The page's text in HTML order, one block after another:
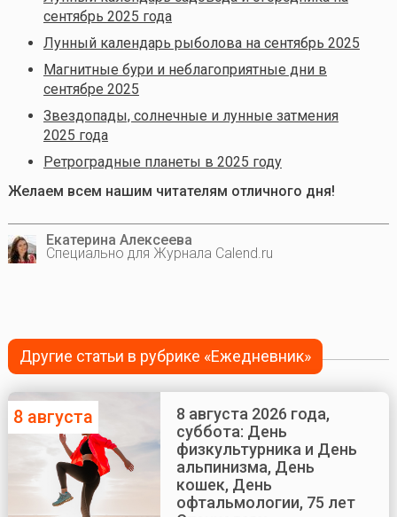
сентябрь 2025 года
Лунный календарь рыболова на сентябрь 2025
Магнитные бури и неблагоприятные дни в
сентябре 2025
Звездопады, солнечные и лунные затмения
2025 года
Ретроградные планеты в 2025 году
Желаем всем нашим читателям отличного дня!
Екатерина Алексеева
Специально для Журнала Calend.ru
Другие статьи в рубрике «Ежедневник»
8 августа
8 августа 2026 года,
суббота: День
физкультурника и День
альпинизма, День
кошек, День
офтальмологии, 75 лет